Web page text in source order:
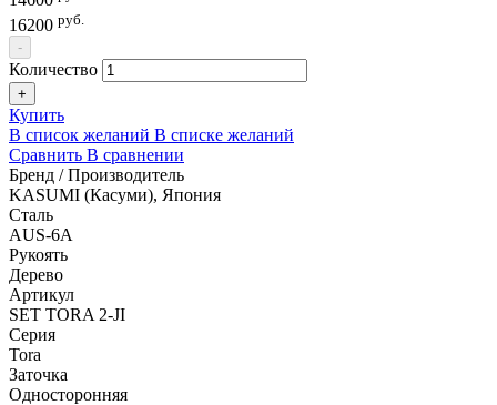
16200 руб.
-
Количество
+
Купить
В список желаний В списке желаний
Сравнить В сравнении
Бренд / Производитель
KASUMI (Касуми), Япония
Сталь
AUS-6A
Рукоять
Дерево
Артикул
SET TORA 2-JI
Серия
Tora
Заточка
Односторонняя